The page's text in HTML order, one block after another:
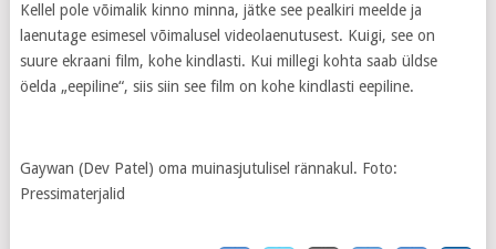
Kellel pole võimalik kinno minna, jätke see pealkiri meelde ja
laenutage esimesel võimalusel videolaenutusest. Kuigi, see on
suure ekraani film, kohe kindlasti. Kui millegi kohta saab üldse
öelda „eepiline“, siis siin see film on kohe kindlasti eepiline.
Gaywan (Dev Patel) oma muinasjutulisel rännakul. Foto:
Pressimaterjalid